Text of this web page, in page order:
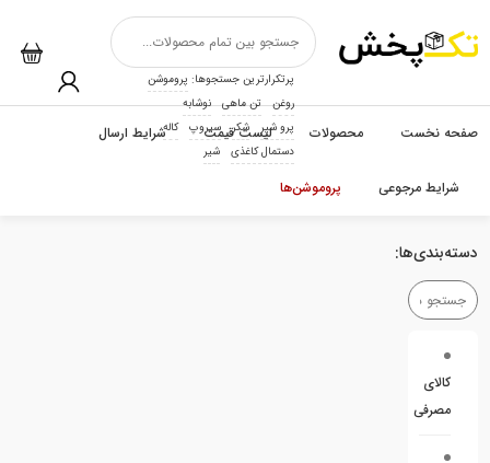
پرتکرارترین جستجوها: پروموشن
روغن
تن ماهی
نوشابه
پرو شیر
شکر سیروپ
کاله
دستمال کاغذی
شیر
صفحه نخست محصولات لیست قیمت شرایط ارسال
شرایط مرجوعی پروموشن‌ها
دسته‌بندی‌ها:
کالای
مصرفی